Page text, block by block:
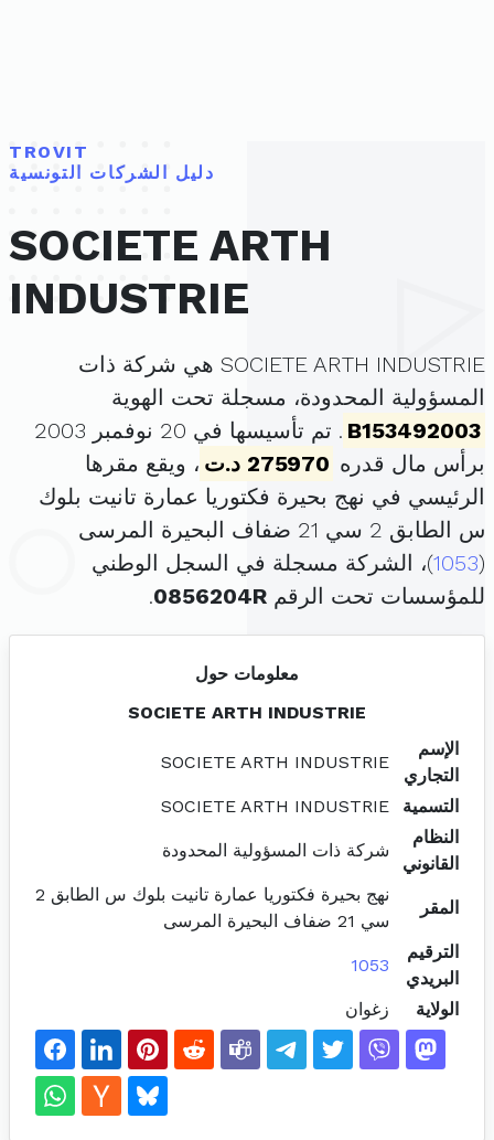
TROVIT
دليل الشركات التونسية
SOCIETE ARTH
INDUSTRIE
SOCIETE ARTH INDUSTRIE هي شركة ذات
المسؤولية المحدودة، مسجلة تحت الهوية
B153492003
. تم تأسيسها في 20 نوفمبر 2003
برأس مال قدره 275970 د.ت
، ويقع مقرها
الرئيسي في نهج بحيرة فكتوريا عمارة تانيت بلوك
س الطابق 2 سي 21 ضفاف البحيرة المرسى
(
1053)، الشركة مسجلة في السجل الوطني
للمؤسسات تحت الرقم 0856204R
.
معلومات حول
SOCIETE ARTH INDUSTRIE
الإسم
التجاري
SOCIETE ARTH INDUSTRIE
التسمية
SOCIETE ARTH INDUSTRIE
النظام
القانوني
شركة ذات المسؤولية المحدودة
المقر
نهج بحيرة فكتوريا عمارة تانيت بلوك س الطابق 2
سي 21 ضفاف البحيرة المرسى
الترقيم
البريدي
1053
الولاية زغوان